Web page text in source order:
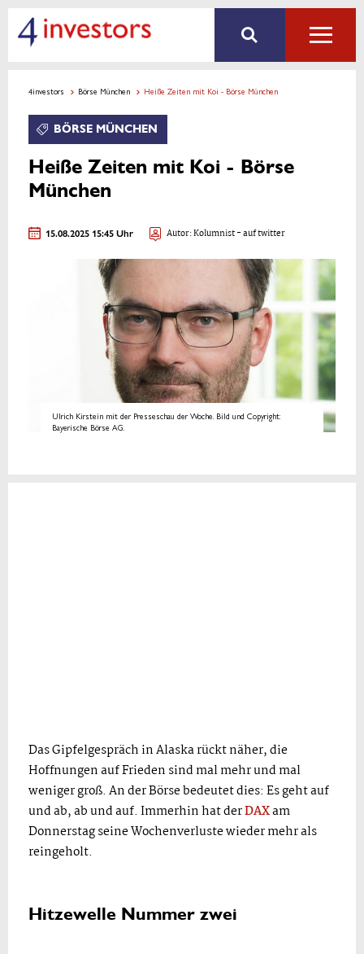
4investors Börse München Heiße Zeiten mit Koi - Börse München
BÖRSE MÜNCHEN
Heiße Zeiten mit Koi - Börse
München
15.08.2025 15:45 Uhr Autor:Kolumnist- auf twitter
Ulrich Kirstein mit der Presseschau der Woche. Bild und Copyright:
Bayerische Börse AG.
Das Gipfelgespräch in Alaska rückt näher, die
Hoffnungen auf Frieden sind mal mehr und mal
weniger groß. An der Börse bedeutet dies: Es geht auf
und ab, ab und auf. Immerhin hat derDAXam
Donnerstag seine Wochenverluste wieder mehr als
reingeholt.
Hitzewelle Nummer zwei